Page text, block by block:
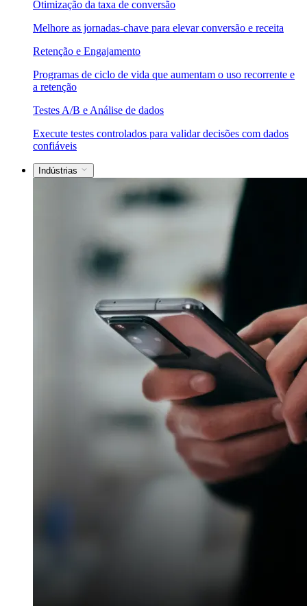
Otimização da taxa de conversão
Melhore as jornadas-chave para elevar conversão e receita
Retenção e Engajamento
Programas de ciclo de vida que aumentam o uso recorrente e
a retenção
Testes A/B e Análise de dados
Execute testes controlados para validar decisões com dados
confiáveis
Indústrias